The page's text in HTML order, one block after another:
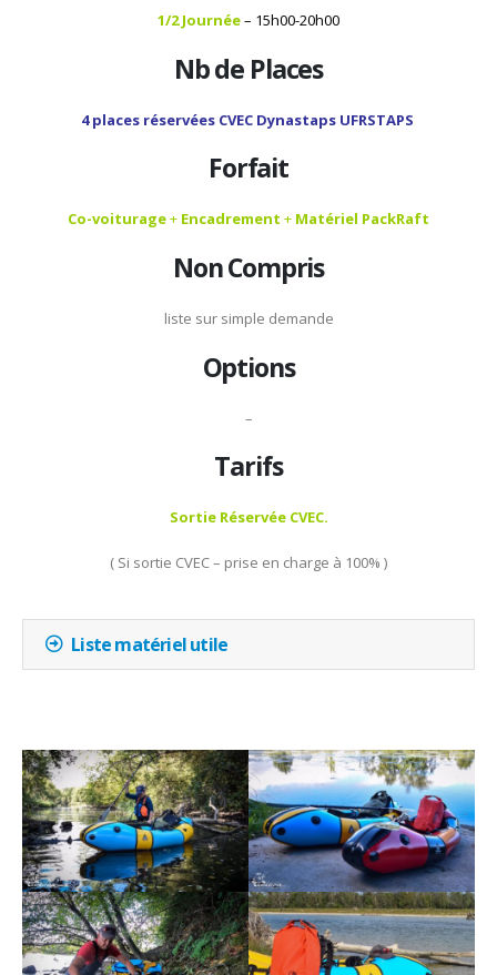
1/2 Journée– 15h00-20h00
Nb de Places
4 places réservées CVEC Dynastaps UFRSTAPS
Forfait
Co-voiturage+ Encadrement + Matériel PackRaft
Non Compris
liste sur simple demande
Options
–
Tarifs
Sortie Réservée CVEC.
( Si sortie CVEC – prise en charge à 100% )
Liste matériel utile